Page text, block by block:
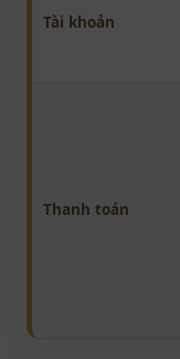
Tài khoản
Thanh toán